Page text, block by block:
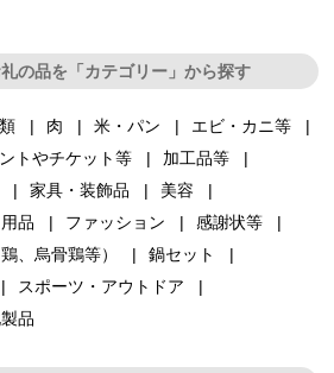
の品を「カテゴリー」から探す
肉 米・パン
エビ・カニ等
トやチケット等
加工品等
家具・装飾品
美容
品 ファッション
感謝状等
、烏骨鶏等）
鍋セット
スポーツ・アウトドア
品